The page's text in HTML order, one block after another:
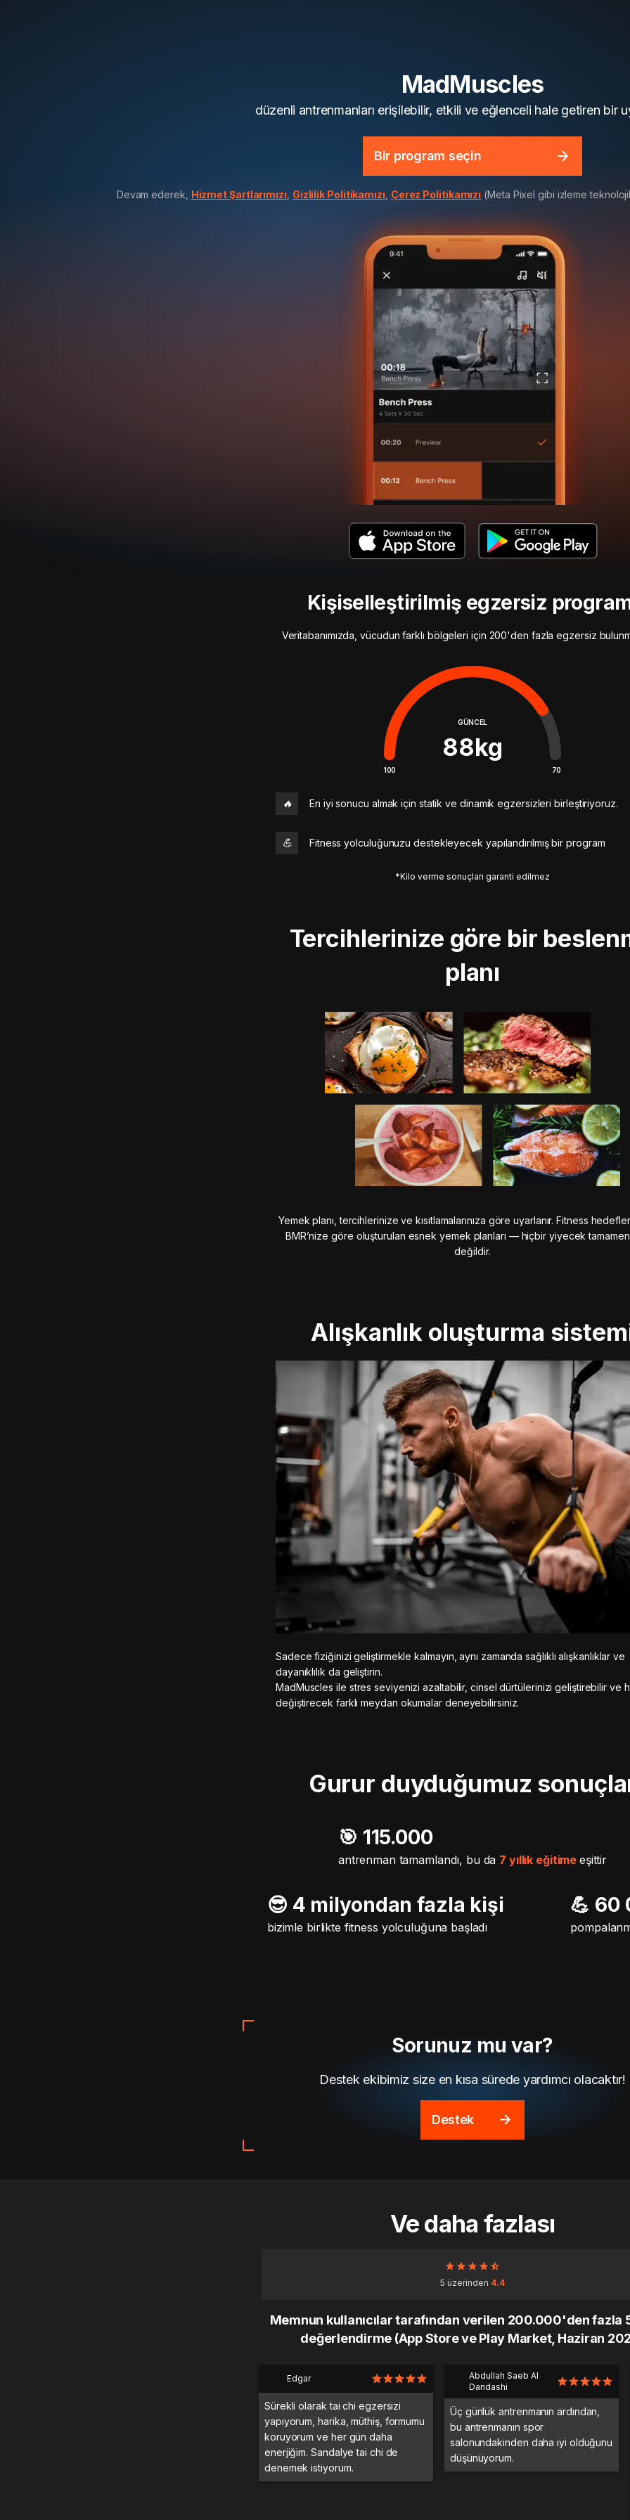
MadMuscles
düzenli antrenmanları erişilebilir, etkili ve eğlenceli hale getiren bir
Bir program seçin
Devam ederek, Hizmet Şartlarımızı Gizlilik Politikamızı Çerez Politikamızı (Meta Pixel gibi izleme
Kişiselleştirilmiş egzersiz
Veritabanımızda, vücudun farklı bölgeleri için 200'den fazla egzersiz
GÜNCEL
88kg
100 70
🔥 En iyi sonucu almak için statik ve dinamik egzersizleri birleştiriyoruz.
💪 Fitness yolculuğunuzu destekleyecek yapılandırılmış bir program
*Kilo verme sonuçları garanti edilmez
Tercihlerinize göre bir
planı
Yemek planı, tercihlerinize ve kısıtlamalarınıza göre uyarlanır. Fitness
BMR’nize göre oluşturulan esnek yemek planları — hiçbir yiyecek
değildir.
Alışkanlık oluşturma
Sadece fiziğinizi geliştirmekle kalmayın, aynı zamanda sağlıklı alışkanlıklar ve
dayanıklılık da geliştirin.
MadMuscles ile stres seviyenizi azaltabilir, cinsel dürtülerinizi geliştirebilir ve
değiştirecek farklı meydan okumalar deneyebilirsiniz.
Gurur duyduğumuz
😎 4 milyondan fazla kişi
bizimle birlikte fitness yolculuğuna başladı
🎯️ 115.000
antrenman tamamlandı, bu da 7 yıllık eğitime eşittir
💪 60
Sorunuz mu var?
Destek ekibimiz size en kısa sürede yardımcı olacaktır!
Destek
Ve daha fazlası
5 üzerinden 4.4
Memnun kullanıcılar tarafından verilen 200.000'den fazla 5
değerlendirme (App Store ve Play Market, Haziran
Edgar
Sürekli olarak tai chi egzersizi
yapıyorum, harika, müthiş, formumu
koruyorum ve her gün daha
enerjiğim. Sandalye tai chi de
denemek istiyorum.
Abdullah Saeb Al
Dandashi
Üç günlük antrenmanın ardından,
bu antrenmanın spor
salonundakinden daha iyi olduğunu
düşünüyorum.